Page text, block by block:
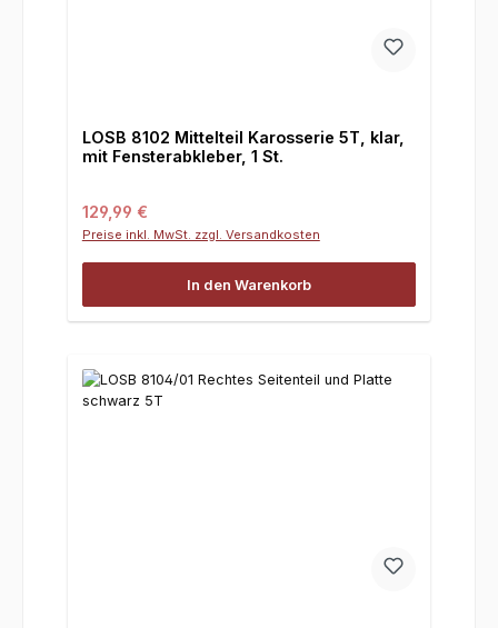
LOSB 8102 Mittelteil Karosserie 5T, klar,
mit Fensterabkleber, 1 St.
Regulärer Preis:
129,99 €
Preise inkl. MwSt. zzgl. Versandkosten
In den Warenkorb